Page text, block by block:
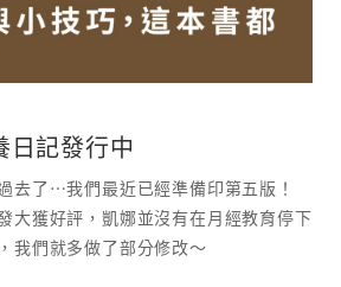
日記發行中
去了⋯我們最近已經準備印第五版！
大獲好評，凱娜並沒有在月經教育停下
我們就多做了部分修改～